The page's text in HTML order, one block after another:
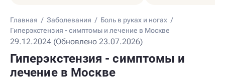
Главная / Заболевания / Боль в руках и ногах /
Гиперэкстензия - симптомы и лечение в Москве
29.12.2024 (Обновлено 23.07.2026)
Гиперэкстензия - симптомы и
лечение в Москве